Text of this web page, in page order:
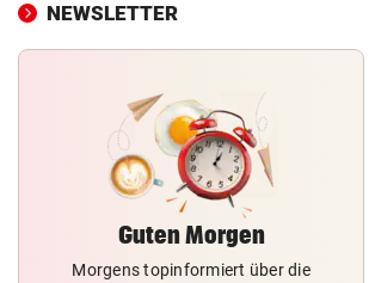
NEWSLETTER
Guten Morgen
Morgens topinformiert über die